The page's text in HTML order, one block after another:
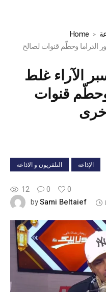
Home
الدراما وحطّم قنوات لصالح
الآراء غلط
قنوات
التلفزيون و الاذاعة الإذاعة
12 0
0
bySami Beltaief